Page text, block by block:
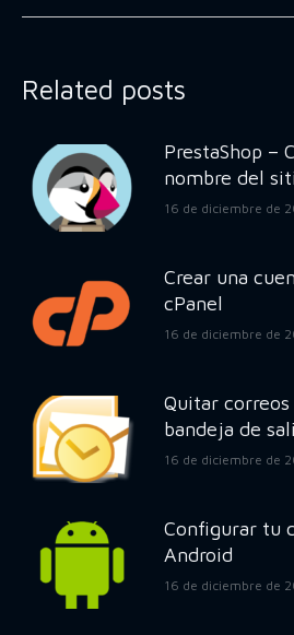
Related posts
PrestaShop –
nombre del
16 de diciembre de
Crear una
cPanel
16 de diciembre de
Quitar correos
bandeja de
16 de diciembre de
Configurar tu
Android
16 de diciembre de